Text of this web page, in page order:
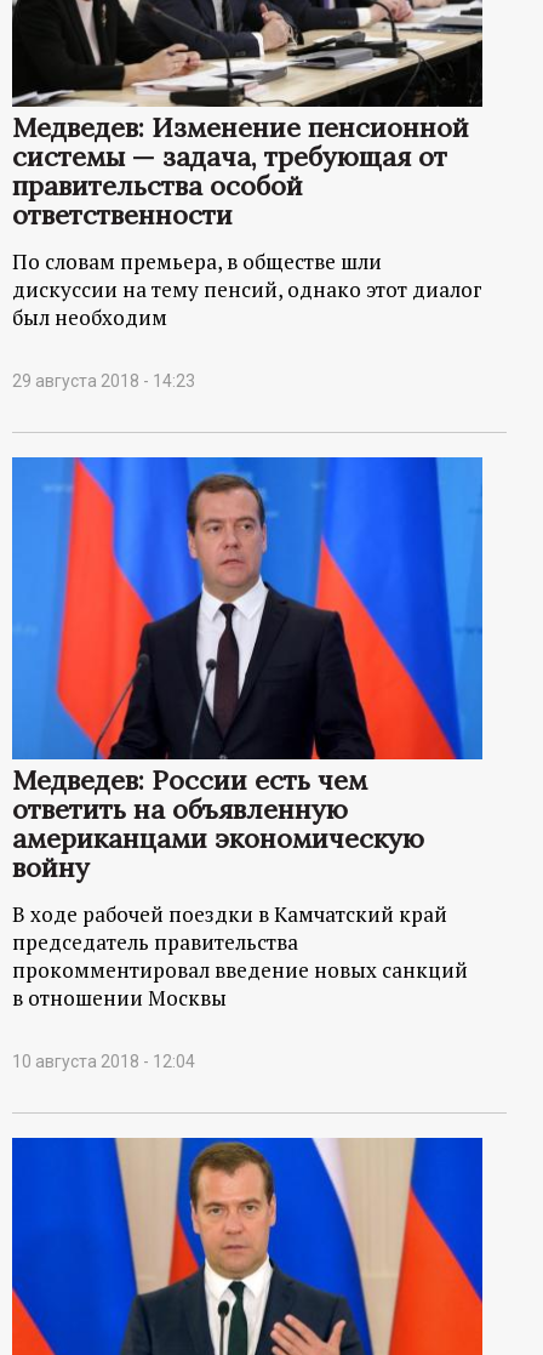
р
а
л
Медведев: Изменение пенсионной
системы — задача, требующая от
правительства особой
ответственности
По словам премьера, в обществе шли
дискуссии на тему пенсий, однако этот диалог
был необходим
29 августа 2018 - 14:23
Медведев: России есть чем
ответить на объявленную
американцами экономическую
войну
В ходе рабочей поездки в Камчатский край
председатель правительства
прокомментировал введение новых санкций
в отношении Москвы
10 августа 2018 - 12:04